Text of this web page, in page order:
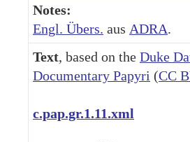
Notes:
Engl. Übers. aus ADRA.
Text, based on the Duke
Documentary Papyri (CC
c.pap.gr.1.11.xml